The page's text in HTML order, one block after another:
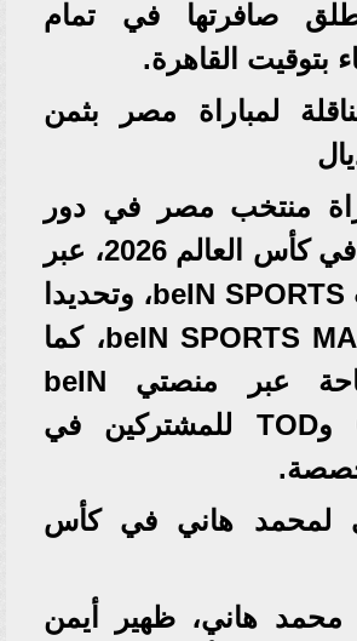
صافرتها في تمام
بتوقيت القاهرة.
لمباراة مصر بثمن
منتخب مصر في دور
الستة عشر في كأس العالم 2026، عبر
شبكة قنوات beIN SPORTS، وتحديدا
على قناة beIN SPORTS MAX، كما
ستكون متاحة عبر منصتي beIN
CONNECT وTOD للمشتركين في
لمحمد هاني في كأس
محمد هاني، ظهير أيمن